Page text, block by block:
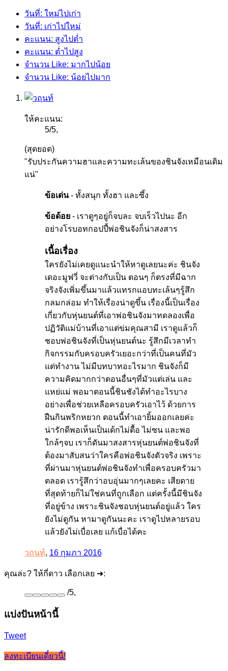
วันที่: ใหม่ไปเก่า
วันที่: เก่าไปใหม่
คะแนน: สูงไปต่ำ
คะแนน: ต่ำไปสูง
จำนวน Like: มากไปน้อย
จำนวน Like: น้อยไปมาก
ให้คะแนน:
5/5,
(สุดยอด)
"รับประกันความฮาและความทะเล้นของชินจังเหมือนเดิม
แน่"
ข้อเด่น- ทั้งสนุก ทั้งฮา และซึ้ง
ข้อด้อย - เราดูๆอยู่ก็จบละ จบเร็วไปนะ อีก
อย่างโรบอทกอปปี้พ่อชินจังก็น่าสงสาร
เนื้อเรื่อง
ใครยังไม่เคยดูแนะนำให้หาดูเลยนะค่ะ ชินจัง
เดอะมูฟวี่ จะต่างกับเป็น ตอนๆ ก็ตรงที่มีฉาก
จริงจังเพิ่มขึ้นมาแล้วแทรกแอบทะเล้นๆรู้สึก
กลมกล่อม ทำให้เรื่องน่าดูขึ้น เรื่องนี้เป็นเรื่อง
เกี่ยวกับหุ่นยนต์ที่เอาพ่อชินจังมาทดลองเพื่อ
ปฏิวัติแม่บ้านที่เอาแต่ข่มคุณสามี เราดูแล้วก็
ชอบพ่อชินจังที่เป็นหุ่นยนต์นะ รู้สึกมีเวลาทำ
กิจกรรมกับครอบครัวเยอะกว่าที่เป็นคนที่มัว
แต่ทำงาน ไม่มีบทบาทอะไรมาก ชินจังก็มี
ความคิดมากกว่าตอนอื่นๆที่มัวแต่เล่น และ
แหย่แม่ พอมาตอนนี้ชินชังได้ทำอะไรบาง
อย่างเพื่อช่วยเหลือครอบครัวเอาไว้ ด้วยการ
ฝืนกินพริกหยวก ตอนนี้ทำเอายิ้มออกเลยค่ะ
น่ารักดีพอเห็นเป็นเด้กไม่ดื้อ ไม่ซน และพอ
ใกล้ๆจบ เราก็ดันมาสงสารหุ่นยนต์พ่อชินจังที่
ต้องมาสับสนว่าใครคือพ่อชินจังตัวจริง เพราะ
ที่ผ่านมาหุ่นยนต์พ่อชินจังทำเพื่อครอบครัวมา
ตลอด เรารู้สึกว่าอบอุ่นมากๆเลยคะ เสียดาย
ที่สุดท้ายก็ไม่ใช่คนที่ถูกเลือก แต่ครั้งนี้มีชินจัง
ที่อยู่ข้าง เพราะชินจังชอบหุ่นยนต์อยู่แล้ว ใคร
ยังไม่ดูกัน หามาดูกันนะคะ เราดูไปหลายรอบ
แล้วยังไม่เบื่อเลย แก้เบื่อได้คะ
วฤนท์, 16 กุมภา 2016
คุณล่ะ? ให้กี่ดาว เลือกเลย ➜:
/5,
แบ่งปันหน้านี้
Tweet
ลงทะเบียนเดี๋ยวนี้!